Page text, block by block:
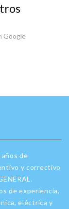
Google
años de
y correctivo
de experiencia,
eléctrica y